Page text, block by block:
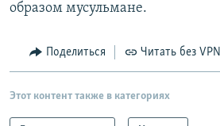
образом мусульмане.
Поделиться Читать без VPN
Этот контент также в категориях